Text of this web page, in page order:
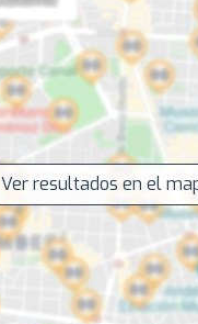
Ver resultados en el